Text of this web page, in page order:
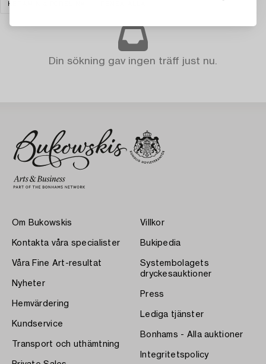
KERAMIK & PORSLIN
Din sökning gav ingen träff just nu.
Om Bukowskis
Kontakta våra specialister
Våra Fine Art-resultat
Nyheter
Hemvärdering
Kundservice
Transport och uthämtning
Villkor
Bukipedia
Systembolagets
dryckesauktioner
Press
Lediga tjänster
Bonhams - Alla auktioner
Integritetspolicy